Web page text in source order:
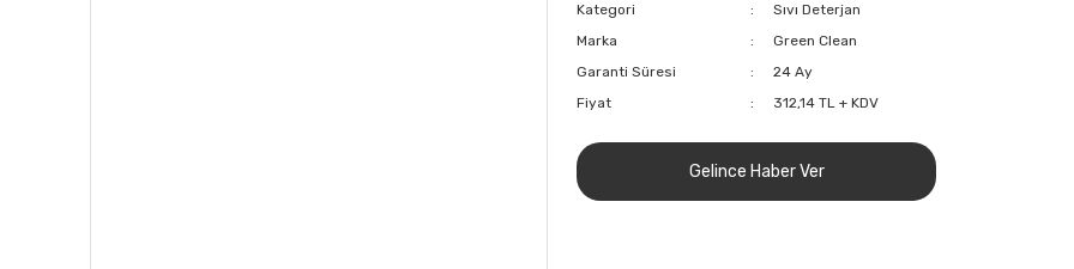
Kategori
Sıvı Deterjan
Marka
Green Clean
Garanti Süresi
24 Ay
Fiyat
312,14 TL + KDV
Gelince Haber Ver